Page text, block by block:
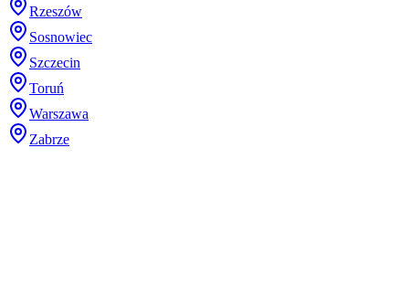
Rzeszów
Sosnowiec
Szczecin
Toruń
Warszawa
Zabrze